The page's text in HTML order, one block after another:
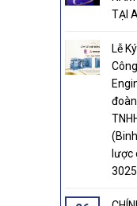
TẠI
Lễ
lược